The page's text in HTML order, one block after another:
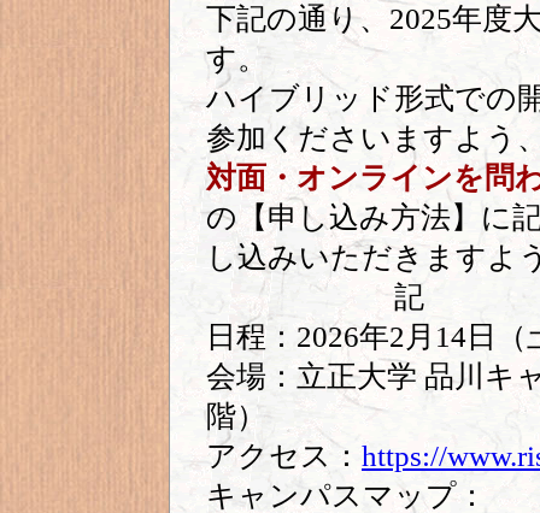
下記の通り、2025年度
す。
ハイブリッド形式での
参加くださいますよう
対面・オンラインを問
の【申し込み方法】に
し込みいただきますよ
記
日程：2026年2月14日（
会場：立正大学 品川キ
階）
アクセス： https://
キャンパスマップ：